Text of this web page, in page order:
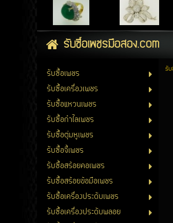
รับซื้อเพชรมือสอง.com
รับซื้อเพชร
รับซื้อเครื่องเพชร
รับซื้อแหวนเพชร
รับซื้อกำไลเพชร
รับซื้อตุ่มหูเพชร
รับซื้อจี้เพชร
รับซื้อสร้อยคอเพชร
รับซื้อสร้อยข้อมือเพชร
รับซื้อเครื่องประดับเพชร
รับซื้อเครื่องประดับพลอย
รั